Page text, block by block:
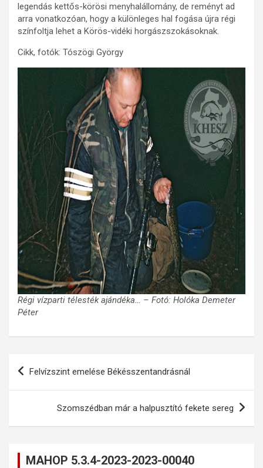
legendás kettős-körösi menyhalállomány, de reményt ad
arra vonatkozóan, hogy a különleges hal fogása újra régi
színfoltja lehet a Körös-vidéki horgászszokásoknak.
Cikk, fotók: Tószögi György
Régi vízparti télesték ajándéka… – Fotó: Holóka Demeter
Péter
Bejegyzés
Felvízszint emelése Békésszentandrásnál
Szomszédban már a halpusztító fekete sereg
MAHOP 5.3.4-2023-2023-00040